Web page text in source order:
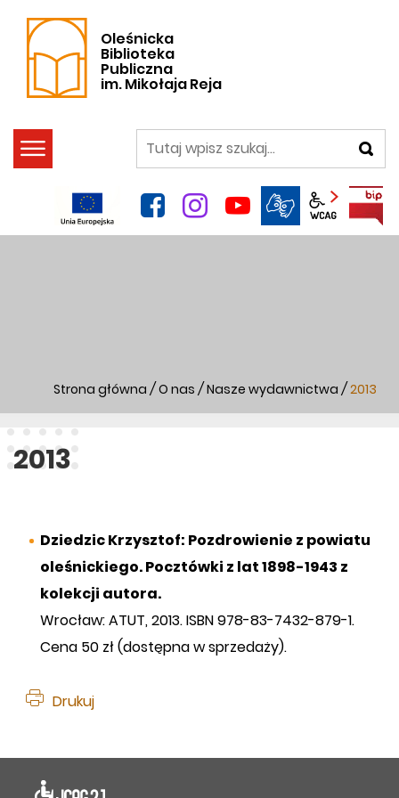
Oleśnicka
Biblioteka
Publiczna
im. Mikołaja Reja
szukaj
facebookinstagram
YouTube
Panel
Strona główna / O nas / Nasze wydawnictwa / 2013
2013
Dziedzic Krzysztof: Pozdrowienie z powiatu
oleśnickiego. Pocztówki z lat 1898-1943 z
kolekcji autora.
Wrocław: ATUT, 2013. ISBN 978-83-7432-879-1.
Cena 50 zł (dostępna w sprzedaży).
Drukuj